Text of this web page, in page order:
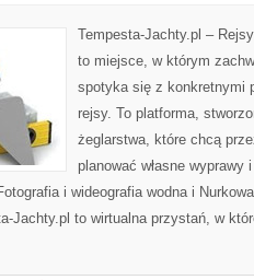
Tempesta-Jachty.pl –
to miejsce, w którym
spotyka się z konkretnymi
rejsy. To platforma,
żeglarstwa, które chcą
planować własne
i wideografia wodna i
Jachty.pl to wirtualna przystań, w